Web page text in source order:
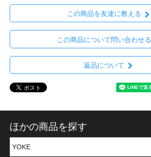
この商品を友達に教える
この商品について問い合わせる
返品について
ほかの商品を探す